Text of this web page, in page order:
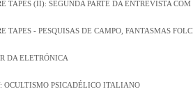
TAPES (II): SEGUNDA PARTE DA ENTREVISTA
TAPES - PESQUISAS DE CAMPO, FANTASMAS
DA ELETRÓNICA
OCULTISMO PSICADÉLICO ITALIANO